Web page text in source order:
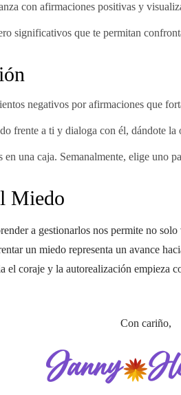
con afirmaciones positivas y
significativos que te permitan
negativos por afirmaciones que
frente a ti y dialoga con él, dándote
una caja. Semanalmente, elige uno
Miedo
a gestionarlos nos permite no
un miedo representa un avance
coraje y la autorealización empieza
Con cariño,